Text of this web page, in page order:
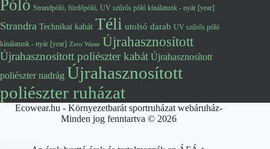
Póló Strandpóló, fürdőpóló, UV szűrős póló kínálatunk - nyár [year]
Strandra Technikai kabát Téli utolsó darab UV szűrős póló
kínálatunk - nyár [year] Zero Waste Újrahasznosított
Újrahasznosított poliészter kabát Újrahasznosított
poliészter nadrág Újrahasznosított
poliészter ruházat
Ecowear.hu - Környezetbarát sportruházat webáruház-
Minden jog fenntartva © 2026